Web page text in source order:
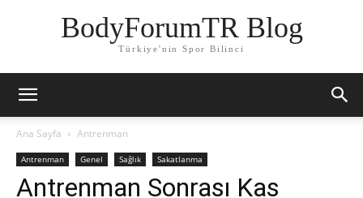
BodyForumTR Blog
Türkiye'nin Spor Bilinci
Ana Sayfa Antrenman
Antrenman Genel Sağlık Sakatlanma
Antrenman Sonrası Kas